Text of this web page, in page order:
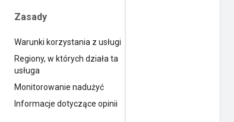
Zasady
Warunki korzystania z usługi
Regiony, w których działa ta
usługa
Monitorowanie nadużyć
Informacje dotyczące opinii